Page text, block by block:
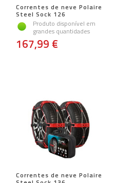
Correntes de neve Polaire
Steel Sock 126
Produto disponível em
grandes quantidades
167,99 €
Correntes de neve Polaire